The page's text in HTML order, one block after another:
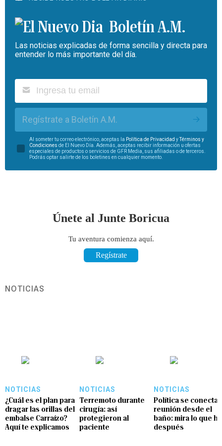
Boletín A.M.
Las noticias explicadas de forma sencilla y directa para
entender lo más importante del día.
Regístrate a Boletín A.M.
Al someter tu correo electrónico, aceptas la Política de Privacidad yTérminos y
Condiciones de El Nuevo Día. Además, aceptas recibir información u ofertas
especiales de productos o servicios de GFR Media, sus afiliadas o de terceros.
Podrás optar salirte de los boletines en cualquier momento.
Únete al Junte Boricua
Tu aventura comienza aquí.
Regístrate
NOTICIAS
NOTICIAS
¿Cuál es el plan para
dragar las orillas del
embalse Carraízo?
Aquí te explicamos
NOTICIAS
Terremoto durante
cirugía: así
protegieron al
paciente
NOTICIAS
Política se conecta
reunión desde el
baño: mira lo que
después